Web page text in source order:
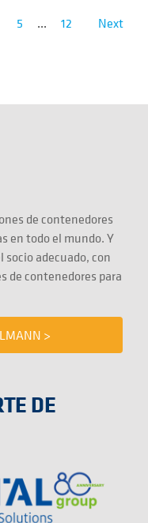
5 ... 12 Next
de contenedores
en todo el mundo. Y
adecuado, con
de contenedores para
>
DE